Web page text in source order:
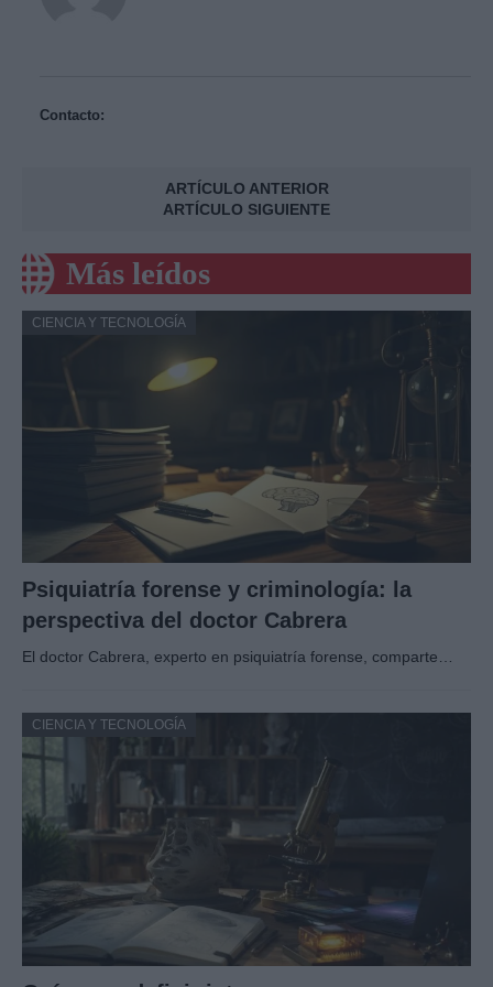
Contacto:
ARTÍCULO ANTERIOR
ARTÍCULO SIGUIENTE
Más leídos
CIENCIA Y TECNOLOGÍA
Psiquiatría forense y criminología: la
perspectiva del doctor Cabrera
El doctor Cabrera, experto en psiquiatría forense, comparte…
CIENCIA Y TECNOLOGÍA